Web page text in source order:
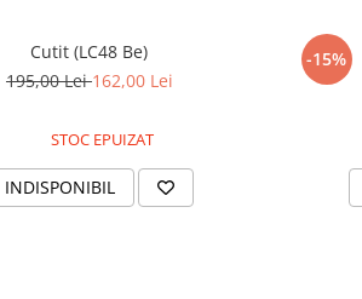
Cutit (LC48 Be)
195,00 Lei162,00 Lei
STOC EPUIZAT
INDISPONIBIL
-15%